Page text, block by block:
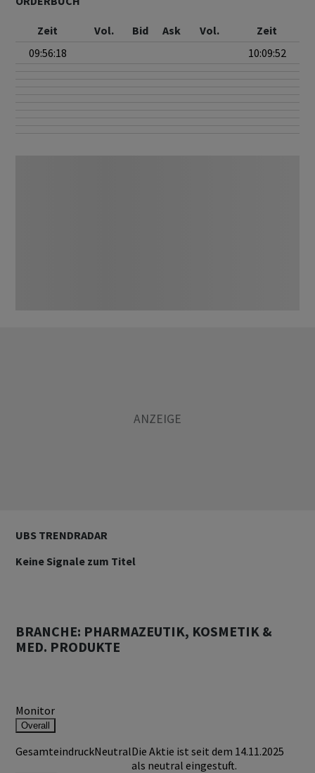
Zeit Vol. Bid Ask Vol.
Zeit
09:56:18
10:09:52
UBS TRENDRADAR
Keine Signale zum Titel
BRANCHE: PHARMAZEUTIK, KOSMETIK &
MED. PRODUKTE
Monitor
Overall
GesamteindruckNeutralDie Aktie ist seit dem 14.11.2025
als neutral eingestuft.